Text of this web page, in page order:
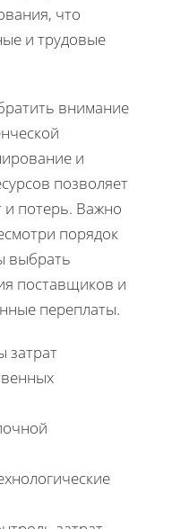
что
и трудовые
внимание
и
позволяет
и потерь. Важно
порядок
выбрать
поставщиков и
переплаты.
затрат